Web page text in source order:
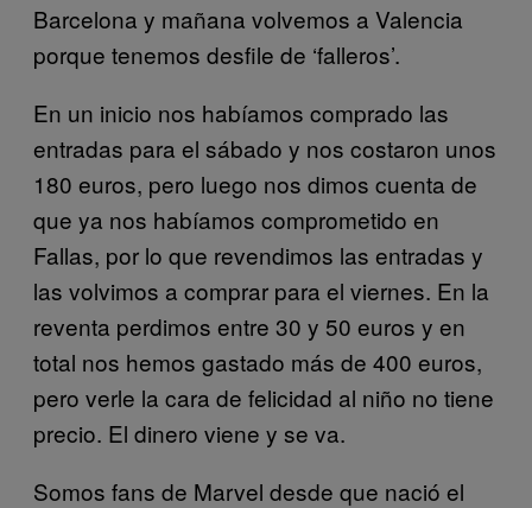
Barcelona y mañana volvemos a Valencia
porque tenemos desfile de ‘falleros’.
En un inicio nos habíamos comprado las
entradas para el sábado y nos costaron unos
180 euros, pero luego nos dimos cuenta de
que ya nos habíamos comprometido en
Fallas, por lo que revendimos las entradas y
las volvimos a comprar para el viernes. En la
reventa perdimos entre 30 y 50 euros y en
total nos hemos gastado más de 400 euros,
pero verle la cara de felicidad al niño no tiene
precio. El dinero viene y se va.
Somos fans de Marvel desde que nació el